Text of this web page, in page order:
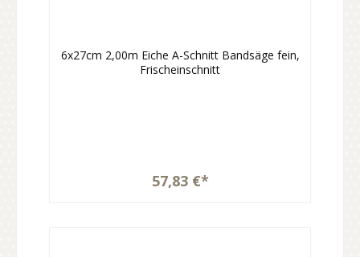
6x27cm 2,00m Eiche A-Schnitt Bandsäge fein,
Frischeinschnitt
57,83 €*